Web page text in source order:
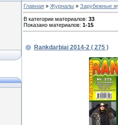
Главная » Журналы » Зарубежные
В категории материалов: 33
Показано материалов: 1-15
Rankdarbiai 2014-2 ( 275 )